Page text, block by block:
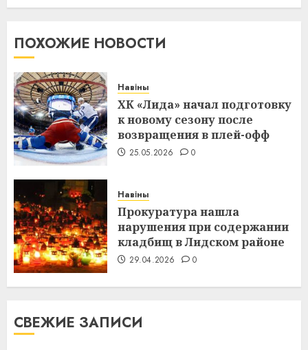
ПОХОЖИЕ НОВОСТИ
Навіны
ХК «Лида» начал подготовку
к новому сезону после
возвращения в плей-офф
25.05.2026 0
Навіны
Прокуратура нашла
нарушения при содержании
кладбищ в Лидском районе
29.04.2026 0
СВЕЖИЕ ЗАПИСИ